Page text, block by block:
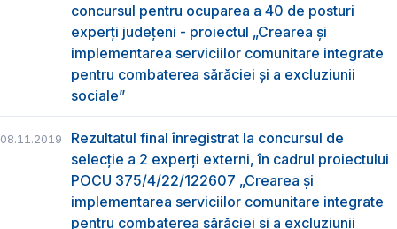
concursul pentru ocuparea a 40 de posturi
experți județeni - proiectul „Crearea și
implementarea serviciilor comunitare integrate
pentru combaterea sărăciei și a excluziunii
sociale”
08.11.2019
Rezultatul final înregistrat la concursul de
selecție a 2 experți externi, în cadrul proiectului
POCU 375/4/22/122607 „Crearea și
implementarea serviciilor comunitare integrate
pentru combaterea sărăciei și a excluziunii